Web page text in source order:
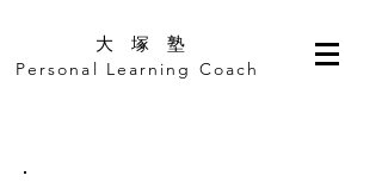
​大 塚 塾
Personal Learning Coach